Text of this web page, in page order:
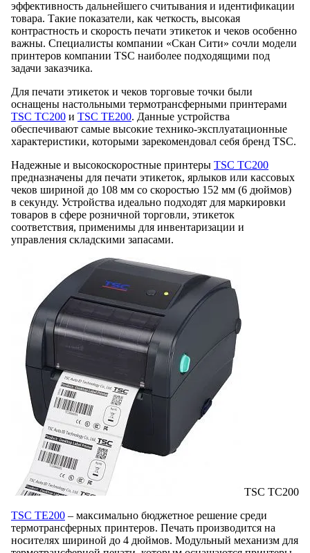
эффективность дальнейшего считывания и идентификации
товара. Такие показатели, как четкость, высокая
контрастность и скорость печати этикеток и чеков особенно
важны. Специалисты компании «Скан Сити» сочли модели
принтеров компании TSC наиболее подходящими под
задачи заказчика.
Для печати этикеток и чеков торговые точки были
оснащены настольными термотрансферными принтерами
TSC TC200 и TSC TE200. Данные устройства
обеспечивают самые высокие технико-эксплуатационные
характеристики, которыми зарекомендовал себя бренд TSC.
Надежные и высокоскоростные принтеры TSC TC200
предназначены для печати этикеток, ярлыков или кассовых
чеков шириной до 108 мм со скоростью 152 мм (6 дюймов)
в секунду. Устройства идеально подходят для маркировки
товаров в сфере розничной торговли, этикеток
соответствия, применимы для инвентаризации и
управления складскими запасами.
TSC TC200
TSC TE200 – максимально бюджетное решение среди
термотрансферных принтеров. Печать производится на
носителях шириной до 4 дюймов. Модульный механизм для